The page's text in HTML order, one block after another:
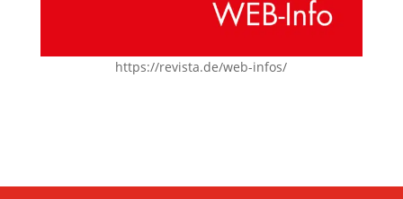
https://revista.de/web-infos/